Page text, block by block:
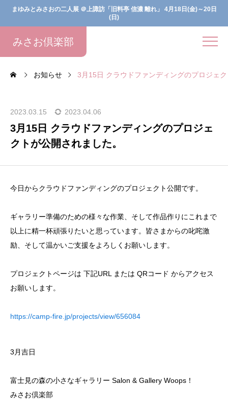
まゆみとみさおの二人展 ＠上諏訪「旧料亭 信濃 離れ」 4月18日(金)～20日
(日)
みさお倶楽部
お知らせ 3月15日 クラウドファンディングのプロジェ
2023.03.15 2023.04.06
3月15日 クラウドファンディングのプロジェ
クトが公開されました。
今日からクラウドファンディングのプロジェクト公開です。
ギャラリー準備のための様々な作業、そして作品作りにこれまで
以上に精一杯頑張りたいと思っています。皆さまからの叱咤激
励、そして温かいご支援をよろしくお願いします。
プロジェクトページは 下記URL または QRコード からアクセス
お願いします。
https://camp-fire.jp/projects/view/656084
3月吉日
富士見の森の小さなギャラリー Salon & Gallery Woops！
みさお倶楽部